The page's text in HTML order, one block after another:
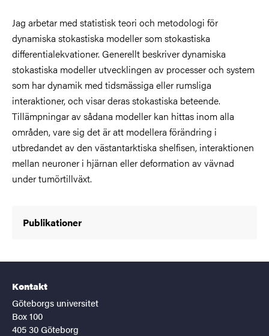
Jag arbetar med statistisk teori och metodologi för
dynamiska stokastiska modeller som stokastiska
differentialekvationer. Generellt beskriver dynamiska
stokastiska modeller utvecklingen av processer och system
som har dynamik med tidsmässiga eller rumsliga
interaktioner, och visar deras stokastiska beteende.
Tillämpningar av sådana modeller kan hittas inom alla
områden, vare sig det är att modellera förändring i
utbredandet av den västantarktiska shelfisen, interaktionen
mellan neuroner i hjärnan eller deformation av vävnad
under tumörtillväxt.
Publikationer
Kontakt
Göteborgs universitet
Box 100
405 30 Göteborg